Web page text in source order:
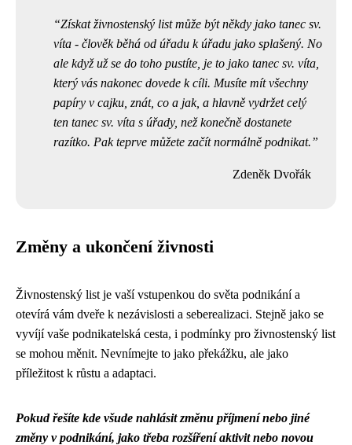
Získat živnostenský list může být někdy jako tanec sv.
víta - člověk běhá od úřadu k úřadu jako splašený. No
ale když už se do toho pustíte, je to jako tanec sv. víta,
který vás nakonec dovede k cíli. Musíte mít všechny
papíry v cajku, znát, co a jak, a hlavně vydržet celý
ten tanec sv. víta s úřady, než konečně dostanete
razítko. Pak teprve můžete začít normálně podnikat.
Zdeněk Dvořák
Změny a ukončení živnosti
Živnostenský list je vaší vstupenkou do světa podnikání a
otevírá vám dveře k nezávislosti a seberealizaci. Stejně jako se
vyvíjí vaše podnikatelská cesta, i podmínky pro živnostenský list
se mohou měnit. Nevnímejte to jako překážku, ale jako
příležitost k růstu a adaptaci.
Pokud řešíte kde všude nahlásit změnu příjmení nebo jiné
změny v podnikání, jako třeba rozšíření aktivit nebo novou